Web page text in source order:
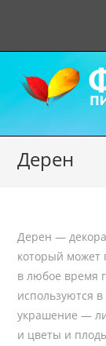
Дерен
Дерен —
который может
в любое время
используются
украшение —
и цветы и